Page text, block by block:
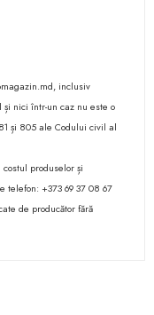
inclusiv
nici într-un caz nu este o
și 805 ale Codului civil al
produselor și
telefon: +373 69 37 08 67
de producător fără